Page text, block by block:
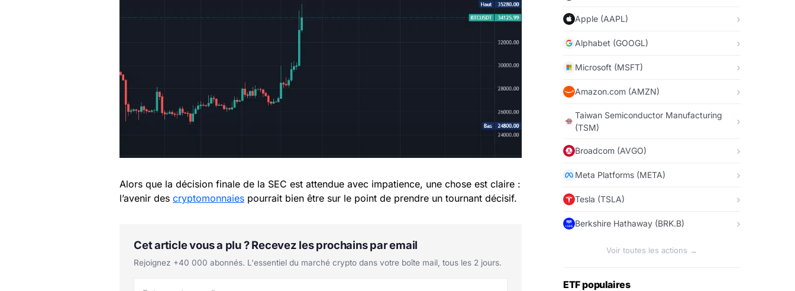
Alors que la décision finale de la SEC est attendue avec impatience, une chose est claire :
l’avenir des cryptomonnaies pourrait bien être sur le point de prendre un tournant décisif.
Cet article vous a plu ? Recevez les prochains par email
Rejoignez +40 000 abonnés. L'essentiel du marché crypto dans votre boîte mail, tous les 2 jours.
Apple (AAPL)
Alphabet (GOOGL)
Microsoft (MSFT)
Amazon.com (AMZN)
Taiwan Semiconductor Manufacturing
(TSM)
Broadcom (AVGO)
Meta Platforms (META)
Tesla (TSLA)
Berkshire Hathaway (BRK.B)
Voir toutes les actions →
ETF populaires